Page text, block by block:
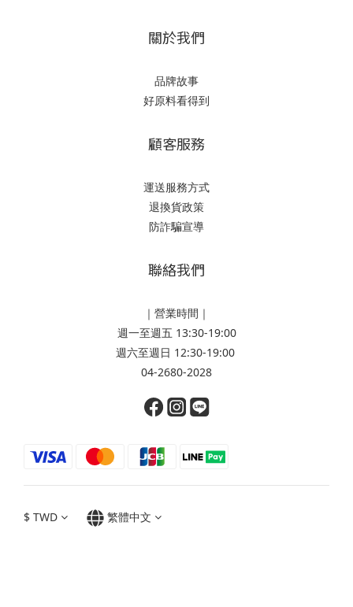
關於我們
品牌故事
好原料看得到
顧客服務
運送服務方式
退換貨政策
防詐騙宣導
聯絡我們
｜營業時間｜
週一至週五 13:30-19:00
週六至週日 12:30-19:00
04-2680-2028
$ TWD 繁體中文